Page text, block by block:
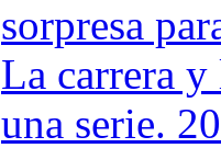
sorpresa
La carrera y
una serie.